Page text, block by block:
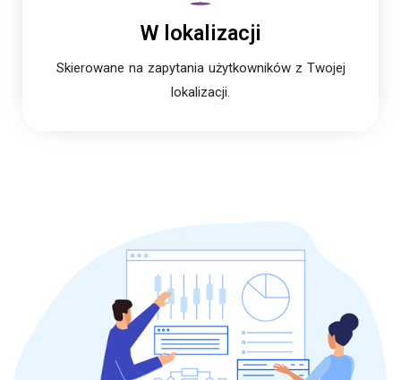
W lokalizacji
Skierowane na zapytania użytkowników z Twojej
lokalizacji.